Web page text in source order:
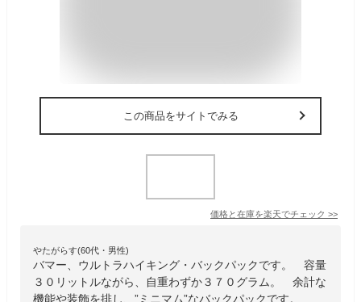
この商品をサイトでみる
価格と在庫を楽天でチェック >>
やたがらす(60代・男性)
バマー、ウルトラハイキング・バックパックです。 容量
３０リットルながら、自重わずか３７０グラム。 余計な
機能や装飾を排し、”ミニマム”なバックパックです。